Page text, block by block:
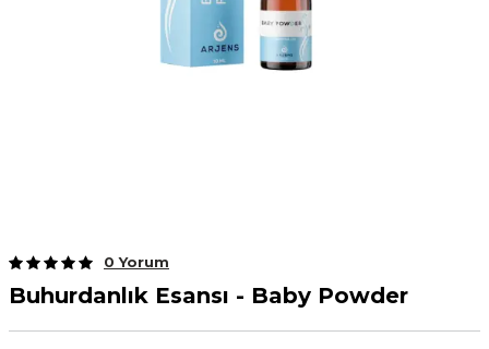
0 Yorum
Buhurdanlık Esansı - Baby Powder